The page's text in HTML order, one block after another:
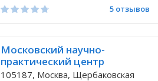
5 отзывов
Московский научно-
практический центр
наркологии
105187, Москва, Щербаковская